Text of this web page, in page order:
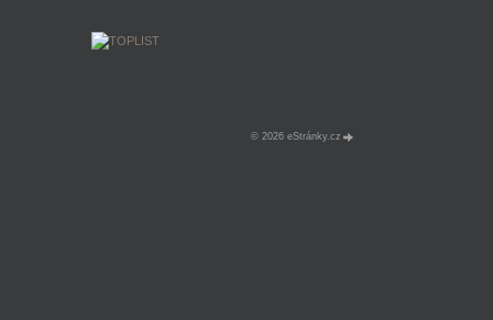
© 2026 eStránky.cz